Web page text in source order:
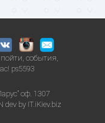
события,
ps5593
оф. 1307
dev by IT.iKiev.biz